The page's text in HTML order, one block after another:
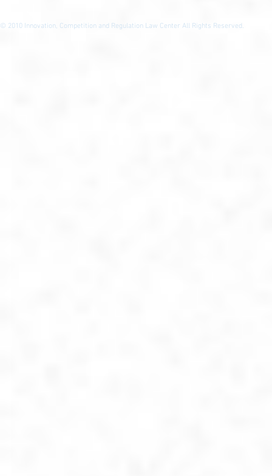
© 2010 Innovation, Competition and Regulation Law Center All Rights Reserved.